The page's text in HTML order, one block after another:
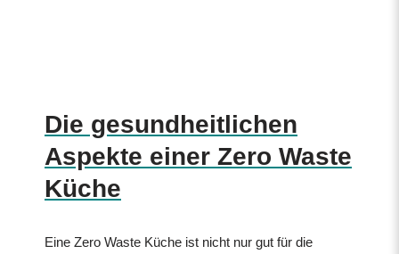
Die gesundheitlichen
Aspekte einer Zero Waste
Küche
Eine Zero Waste Küche ist nicht nur gut für die